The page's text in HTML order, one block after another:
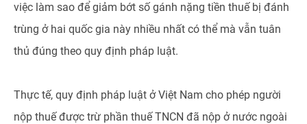
việc làm sao để giảm bớt số gánh nặng tiền thuế bị đánh
trùng ở hai quốc gia này nhiều nhất có thể mà vẫn tuân
thủ đúng theo quy định pháp luật.
Thực tế, quy định pháp luật ở Việt Nam cho phép người
nộp thuế được trừ phần thuế TNCN đã nộp ở nước ngoài